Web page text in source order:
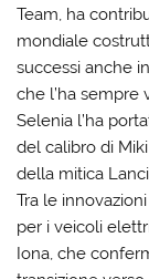
Team, ha
mondiale
successi anche
che l’ha sempre
Selenia l’ha
del calibro di
della mitica
Tra le
per i veicoli
Iona, che